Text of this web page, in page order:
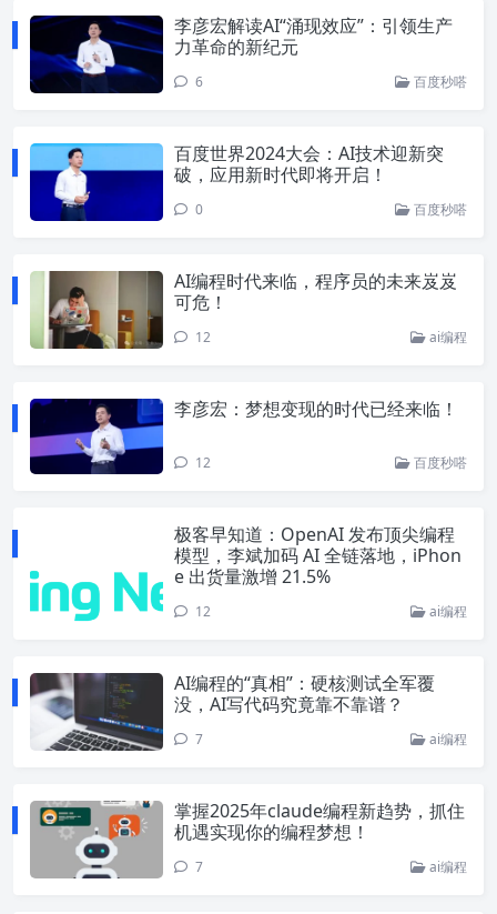
李彦宏解读AI“涌现效应”：引领生产
力革命的新纪元
6 百度秒嗒
百度世界2024大会：AI技术迎新突
破，应用新时代即将开启！
0 百度秒嗒
AI编程时代来临，程序员的未来岌岌
可危！
12 ai编程
李彦宏：梦想变现的时代已经来临！
12 百度秒嗒
极客早知道：OpenAI 发布顶尖编程
模型，李斌加码 AI 全链落地，iPhon
e 出货量激增 21.5%
12 ai编程
AI编程的“真相”：硬核测试全军覆
没，AI写代码究竟靠不靠谱？
7 ai编程
掌握2025年claude编程新趋势，抓住
机遇实现你的编程梦想！
7 ai编程